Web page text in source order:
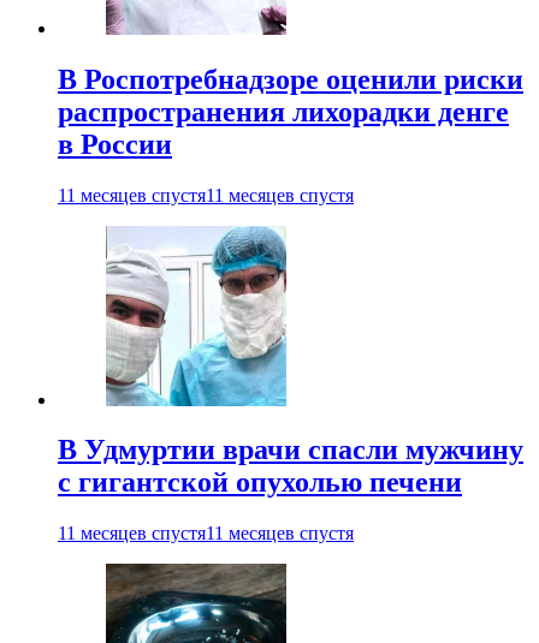
В Роспотребнадзоре оценили риски
распространения лихорадки денге
в России
11 месяцев спустя11 месяцев спустя
В Удмуртии врачи спасли мужчину
с гигантской опухолью печени
11 месяцев спустя11 месяцев спустя